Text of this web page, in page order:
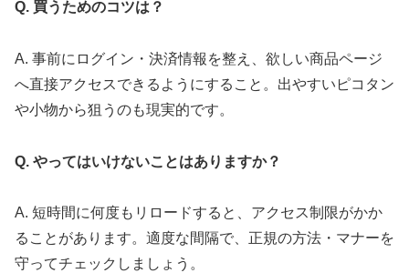
Q. 買うためのコツは？
A. 事前にログイン・決済情報を整え、欲しい商品ページ
へ直接アクセスできるようにすること。出やすいピコタン
や小物から狙うのも現実的です。
Q. やってはいけないことはありますか？
A. 短時間に何度もリロードすると、アクセス制限がかか
ることがあります。適度な間隔で、正規の方法・マナーを
守ってチェックしましょう。